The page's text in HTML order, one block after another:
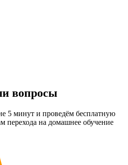
вопросы
5 минут и проведём бесплатную
перехода на домашнее обучение